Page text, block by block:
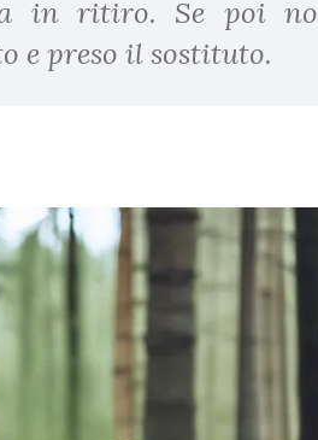
in ritiro. Se poi
e preso il sostituto.